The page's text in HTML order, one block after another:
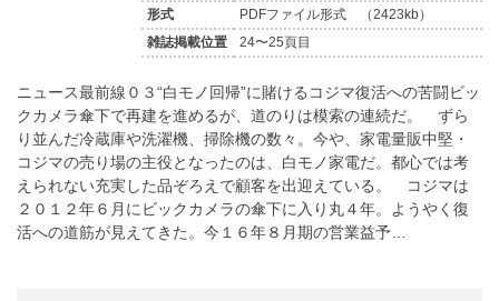
形式
PDFファイル形式 （2423kb）
雑誌掲載位置
24〜25頁目
ニュース最前線０３“白モノ回帰”に賭けるコジマ復活への苦闘ビッ
クカメラ傘下で再建を進めるが、道のりは模索の連続だ。 ずら
り並んだ冷蔵庫や洗濯機、掃除機の数々。今や、家電量販中堅・
コジマの売り場の主役となったのは、白モノ家電だ。都心では考
えられない充実した品ぞろえで顧客を出迎えている。 コジマは
２０１２年６月にビックカメラの傘下に入り丸４年。ようやく復
活への道筋が見えてきた。今１６年８月期の営業益予…